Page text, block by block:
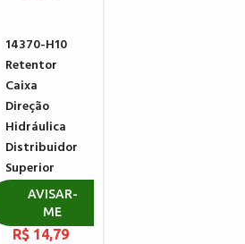
14370-H10
Retentor
Caixa
Direção
Hidráulica
Distribuidor
Superior
TRW DODGE
DAKOTA
R$ 14,79
AVISAR-
ME